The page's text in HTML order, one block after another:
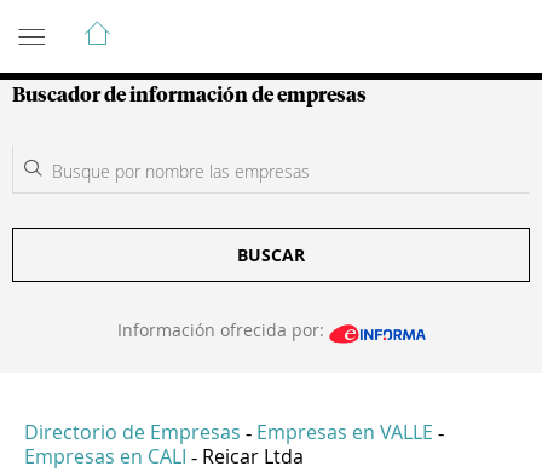
Guía de Empresas Colombianas
Buscador de información de empresas
BUSCAR
Información ofrecida por:
Directorio de Empresas - Empresas en VALLE -
Empresas en CALI - Reicar Ltda